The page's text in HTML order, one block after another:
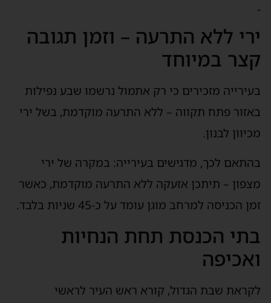
-
ירי ללא התרעה – וזמן תגובה
קצר במיוחד
בעירייה מזכירים כי רק אתמול נרשמו שבע נפילות
באזור פתח תקווה – ללא התרעה מוקדמת, בשל ירי
מכיוון לבנון.
בהתאם לכך, מדגישים בעירייה: במקרה של ירי
מצפון – תיתכן אזעקה ללא התרעה מוקדמת, כאשר
זמן הכניסה למרחב מוגן עומד על כ-45 שניות בלבד.
בתי הכנסת תחת הנחיות
ואכיפה
לקראת שבת הגדול, קורא ראש העיר לראשי